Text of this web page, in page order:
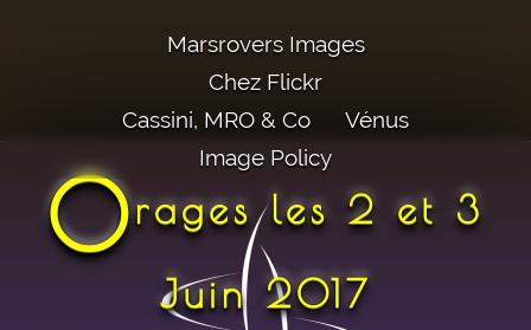
Marsrovers Images
Chez Flickr
Cassini, MRO & Co
Vénus
Image Policy
Orages les 2 et 3
Juin 2017